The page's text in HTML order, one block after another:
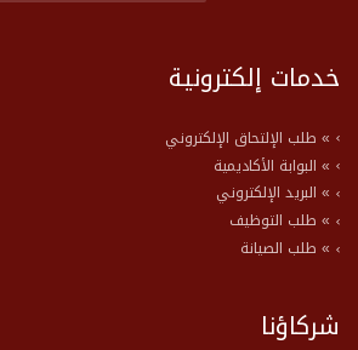
خدمات إلكترونية
» طلب الإلتحاق الإلكتروني
» البوابة الأكاديمية
» البريد الإلكتروني
» طلب التوظيف
» طلب الصيانة
شركاؤنا